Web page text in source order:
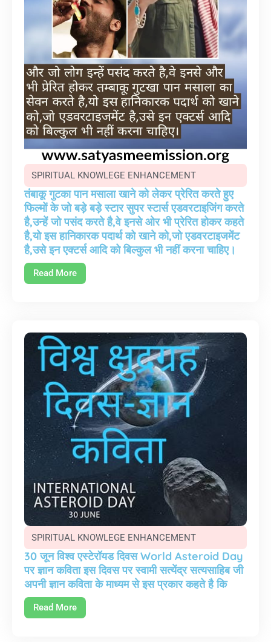
SPIRITUAL KNOWLEGE ENHANCEMENT
तंबाकू गुटका पान मसाला खाने को लेकर प्रेरित करते हुए
फिल्मों के जो बड़े बड़े स्टार सुपर स्टार्स एडवरटाइजिंग करते
है,उन्हें जो पसंद करते है,वे इनसे ओर भी प्रेरित होकर कहते
है,यो इस हानिकारक पदार्थ को खाने को,जो एडवरटाइजमेंट
है,उसे इन एक्टर्स आदि को बिल्कुल भी नहीं करना चाहिए।
Read More
SPIRITUAL KNOWLEGE ENHANCEMENT
30 जून विश्व एस्टेरॉयड दिवस World Asteroid Day
पर ज्ञान कविता इस दिवस पर स्वामी सत्येंद्र सत्यसाहिब जी
अपनी ज्ञान कविता के माध्यम से इस प्रकार कहते है कि
Read More